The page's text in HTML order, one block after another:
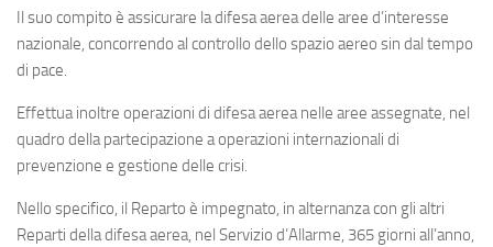
Il suo compito è assicurare la difesa aerea delle aree d’interesse
nazionale, concorrendo al controllo dello spazio aereo sin dal tempo
di pace.
Effettua inoltre operazioni di difesa aerea nelle aree assegnate, nel
quadro della partecipazione a operazioni internazionali di
prevenzione e gestione delle crisi.
Nello specifico, il Reparto è impegnato, in alternanza con gli altri
Reparti della difesa aerea, nel Servizio d’Allarme, 365 giorni all’anno,